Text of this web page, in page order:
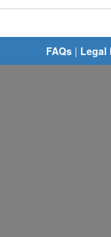
FAQs | Legal